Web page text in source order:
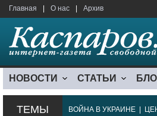
Главная О нас Архив
НОВОСТИ СТАТЬИ
ТЕМЫ ВОЙНА В УКРАИНЕ